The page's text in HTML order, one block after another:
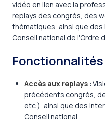
vidéo en lien avec la
replays des congrès, des
thématiques, ainsi que
Conseil national de l'Ordre
Accès aux replays :
précédents congrès,
etc.), ainsi que des
Conseil national.